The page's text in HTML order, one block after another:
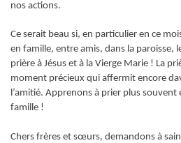
nos actions.
Ce serait beau si, en particulier en ce
en famille, entre amis, dans la paroisse,
prière à Jésus et à la Vierge Marie ! La
moment précieux qui affermit encore
l’amitié. Apprenons à prier plus
famille !
Chers frères et sœurs, demandons à